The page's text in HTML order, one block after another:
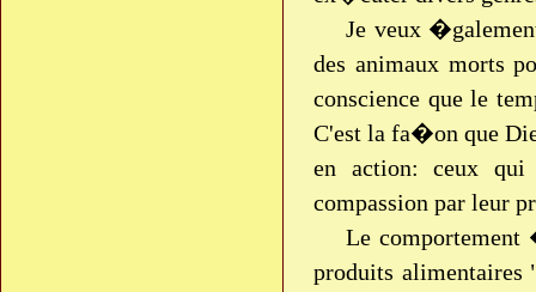
Je veux
des animaux morts
conscience que le
C'est la fa�on que
en action: ceux qui
compassion par leur
Le
produits